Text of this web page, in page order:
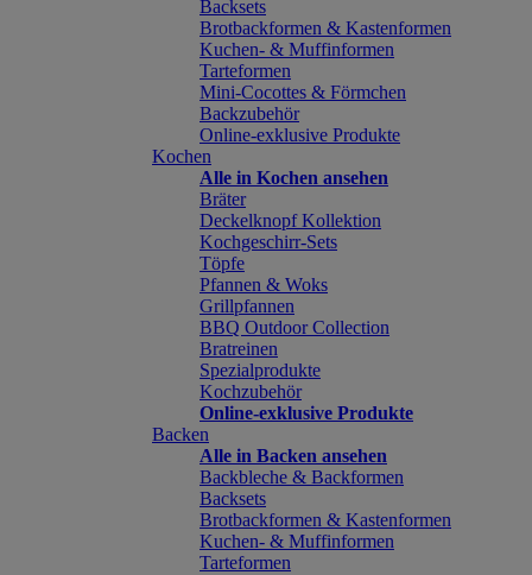
Backsets
Brotbackformen & Kastenformen
Kuchen- & Muffinformen
Tarteformen
Mini-Cocottes & Förmchen
Backzubehör
Online-exklusive Produkte
Kochen
Alle in Kochen ansehen
Bräter
Deckelknopf Kollektion
Kochgeschirr-Sets
Töpfe
Pfannen & Woks
Grillpfannen
BBQ Outdoor Collection
Bratreinen
Spezialprodukte
Kochzubehör
Online-exklusive Produkte
Backen
Alle in Backen ansehen
Backbleche & Backformen
Backsets
Brotbackformen & Kastenformen
Kuchen- & Muffinformen
Tarteformen